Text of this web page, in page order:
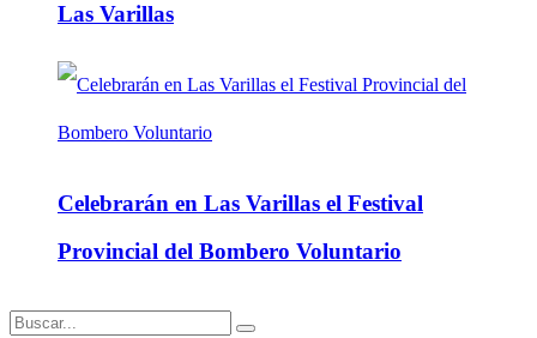
Las Varillas
Celebrarán en Las Varillas el Festival
Provincial del Bombero Voluntario